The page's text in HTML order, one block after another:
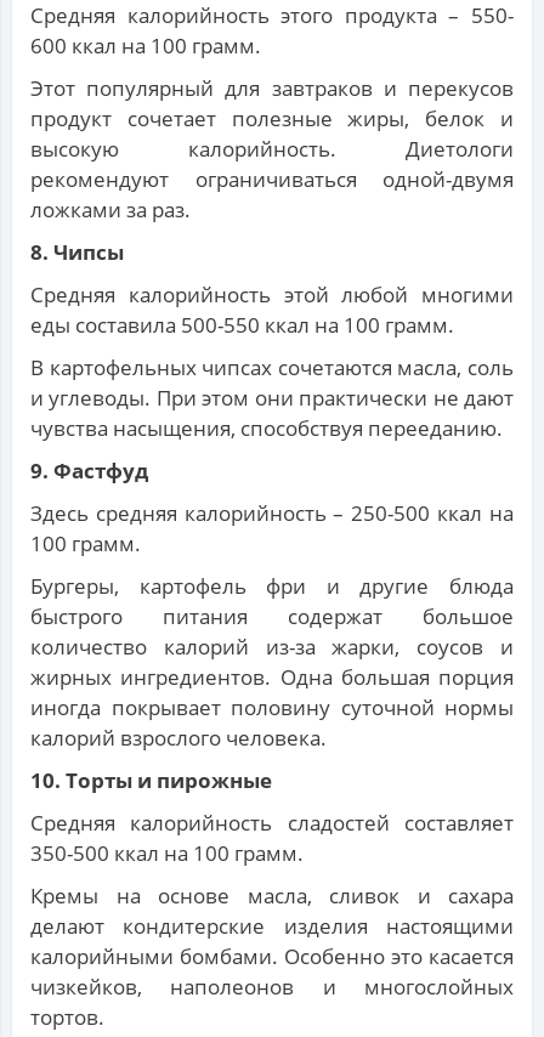
Средняя калорийность этого продукта – 550-
600 ккал на 100 грамм.
Этот популярный для завтраков и перекусов
продукт сочетает полезные жиры, белок и
высокую калорийность. Диетологи
рекомендуют ограничиваться одной-двумя
ложками за раз.
8. Чипсы
Средняя калорийность этой любой многими
еды составила 500-550 ккал на 100 грамм.
В картофельных чипсах сочетаются масла, соль
и углеводы. При этом они практически не дают
чувства насыщения, способствуя перееданию.
9. Фастфуд
Здесь средняя калорийность – 250-500 ккал на
100 грамм.
Бургеры, картофель фри и другие блюда
быстрого питания содержат большое
количество калорий из-за жарки, соусов и
жирных ингредиентов. Одна большая порция
иногда покрывает половину суточной нормы
калорий взрослого человека.
10. Торты и пирожные
Средняя калорийность сладостей составляет
350-500 ккал на 100 грамм.
Кремы на основе масла, сливок и сахара
делают кондитерские изделия настоящими
калорийными бомбами. Особенно это касается
чизкейков, наполеонов и многослойных
тортов.